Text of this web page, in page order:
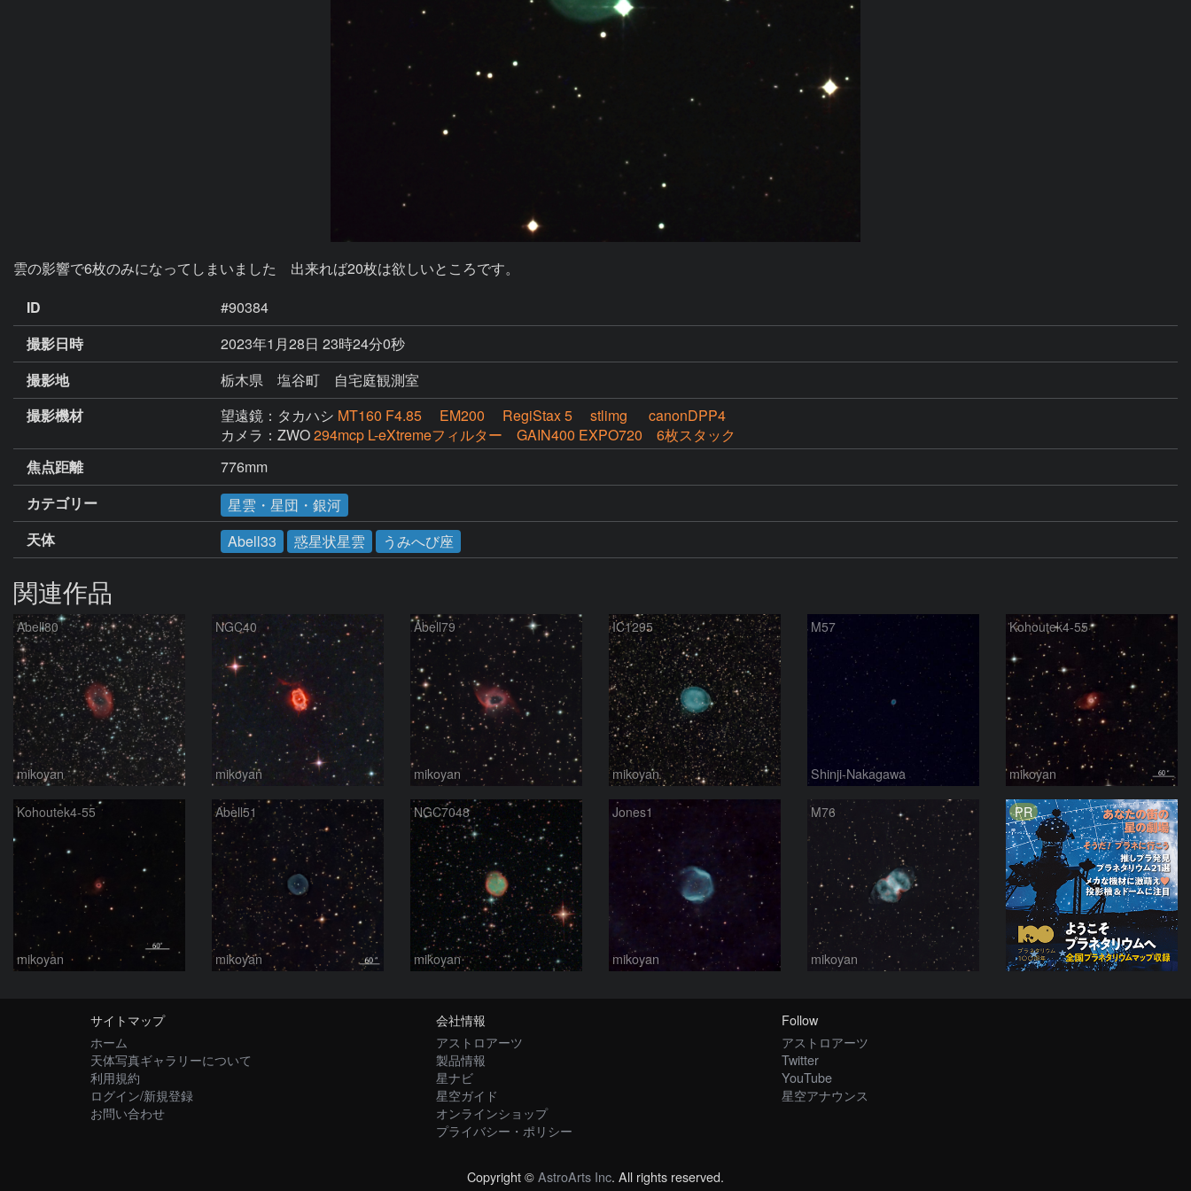
雲の影響で6枚のみになってしまいました　出来れば20枚は欲しいところです。
ID
#90384
撮影日時
2023年1月28日 23時24分0秒
撮影地
栃木県 塩谷町 自宅庭観測室
撮影機材
望遠鏡：タカハシ MT160 F4.85 EM200 RegiStax 5 stlimg canonDPP4
カメラ：ZWO294mcp L-eXtremeフィルター GAIN400 EXPO720 6枚スタック
焦点距離
776mm
カテゴリー
星雲・星団・銀河
天体
Abell33 惑星状星雲 うみへび座
関連作品
Abell80
mikoyan
NGC40
mikoyan
Abell79
mikoyan
IC1295
mikoyan
M57
Shinji-Nakagawa
Kohoutek4-55
mikoyan
Kohoutek4-55
mikoyan
Abell51
mikoyan
NGC7048
mikoyan
Jones1
mikoyan
M76
mikoyan
PR
サイトマップ
ホーム
天体写真ギャラリーについて
利用規約
ログイン/新規登録
お問い合わせ
会社情報
アストロアーツ
製品情報
星ナビ
星空ガイド
オンラインショップ
プライバシー・ポリシー
Follow
アストロアーツ
Twitter
YouTube
星空アナウンス
Copyright ©AstroArts Inc. All rights reserved.